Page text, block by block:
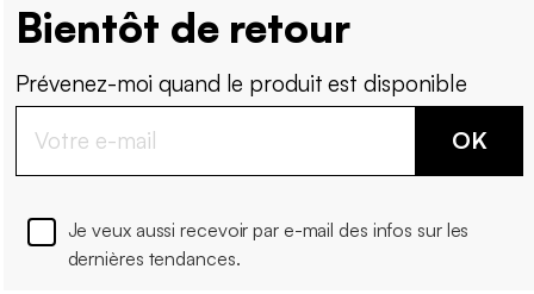
Bientôt de retour
Prévenez-moi quand le produit est disponible
OK
Je veux aussi recevoir par e-mail des infos sur les
dernières tendances.